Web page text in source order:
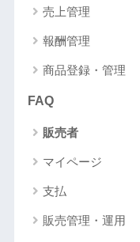
売上管理
報酬管理
商品登録・管理
FAQ
販売者
マイページ
支払
販売管理・運用